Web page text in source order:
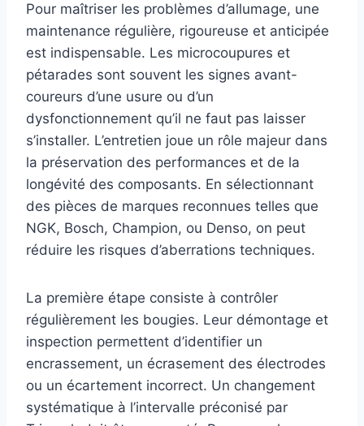
Pour maîtriser les problèmes d’allumage, une
maintenance régulière, rigoureuse et anticipée
est indispensable. Les microcoupures et
pétarades sont souvent les signes avant-
coureurs d’une usure ou d’un
dysfonctionnement qu’il ne faut pas laisser
s’installer. L’entretien joue un rôle majeur dans
la préservation des performances et de la
longévité des composants. En sélectionnant
des pièces de marques reconnues telles que
NGK, Bosch, Champion, ou Denso, on peut
réduire les risques d’aberrations techniques.
La première étape consiste à contrôler
régulièrement les bougies. Leur démontage et
inspection permettent d’identifier un
encrassement, un écrasement des électrodes
ou un écartement incorrect. Un changement
systématique à l’intervalle préconisé par